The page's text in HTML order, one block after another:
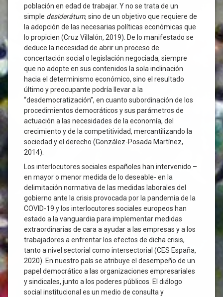
población en edad de trabajar. Y no se trata de un
simple desiderátum, sino de un objetivo que requiere de
la adopción de las necesarias políticas económicas que
lo propicien (Cruz Villalón, 2019). De lo manifestado se
deduce la necesidad de abrir un proceso de
concertación social o legislación negociada, siempre
que no adopte en sus contenidos la sola inclinación
hacia el determinismo económico, sino el resultado
último y preocupante podría llevar a la
“desdemocratización”, en cuanto subordinación de los
procedimientos democráticos y sus parámetros de
actuación a las necesidades de la economía, del
crecimiento y de la competitividad, mercantilizando la
sociedad y el derecho (González-Posada Martínez,
2014).
Los interlocutores sociales españoles han intervenido –
en mayor o menor medida de lo deseable- en la
delimitación normativa de las medidas laborales del
gobierno ante la crisis provocada por la pandemia de la
COVID-19 y los interlocutores sociales europeos han
estado a la vanguardia para implementar medidas
extraordinarias de cara a ayudar a las empresas y a los
trabajadores a enfrentar los efectos de dicha crisis,
tanto a nivel sectorial como intersectorial (CES España,
2020). En nuestro país se atribuye el desempeño de un
papel democrático a las organizaciones empresariales
y sindicales, junto a los poderes públicos. El diálogo
social institucional es un medio de consulta y